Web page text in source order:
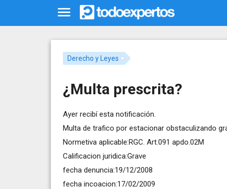
Derecho y Leyes
¿Multa prescrita?
Ayer recibí esta notificación.
Multa de trafico por estacionar obstaculizando
Normetiva aplicable:RGC. Art.091 apdo.02M
Calificacion juridica:Grave
fecha denuncia:19/12/2008
fecha incoacion:17/02/2009